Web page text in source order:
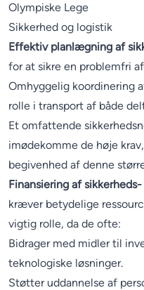
Olympiske Lege
Sikkerhed og logistik
Effektiv planlægning af
for at sikre en problemfri
Omhyggelig koordinering
rolle i transport af både
Et omfattende
imødekomme de høje
begivenhed af denne
Finansiering af
kræver betydelige
vigtig rolle, da de ofte:
Bidrager med midler til
teknologiske løsninger.
Støtter uddannelse af